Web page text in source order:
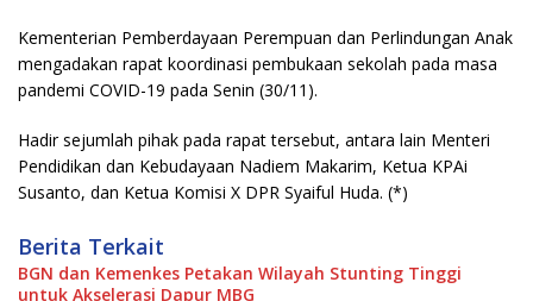
Kementerian Pemberdayaan Perempuan dan Perlindungan Anak
mengadakan rapat koordinasi pembukaan sekolah pada masa
pandemi COVID-19 pada Senin (30/11).
Hadir sejumlah pihak pada rapat tersebut, antara lain Menteri
Pendidikan dan Kebudayaan Nadiem Makarim, Ketua KPAi
Susanto, dan Ketua Komisi X DPR Syaiful Huda. (*)
Berita Terkait
BGN dan Kemenkes Petakan Wilayah Stunting Tinggi
untuk Akselerasi Dapur MBG